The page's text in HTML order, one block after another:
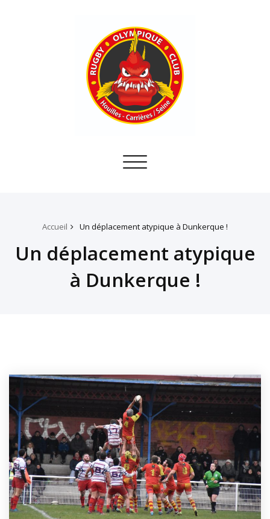
Toggle
Accueil Un déplacement atypique à Dunkerque !
Un déplacement atypique
à Dunkerque !